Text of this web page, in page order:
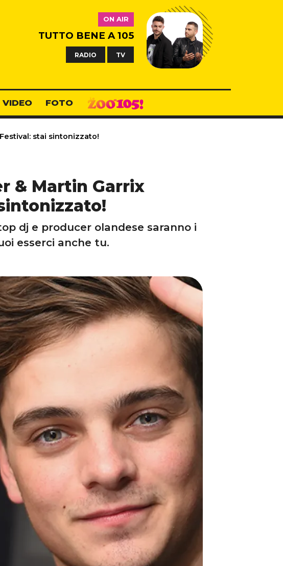
ON AIR
TUTTO BENE A 105
RADIO TV
VIDEO FOTO
stai sintonizzato!
& Martin Garrix
dj e producer olandese saranno i
esserci anche tu.